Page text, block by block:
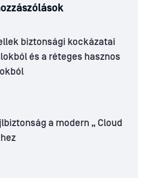
biztonsági kockázatai
és a réteges hasznos
a modern „ Cloud